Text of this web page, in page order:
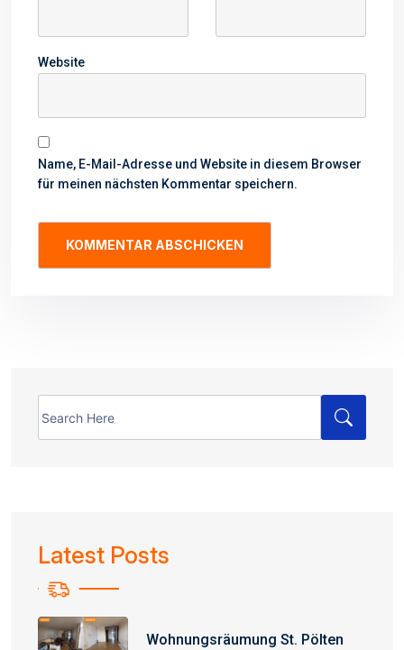
Website
Name, E-Mail-Adresse und Website in diesem Browser
für meinen nächsten Kommentar speichern.
Latest Posts
Wohnungsräumung St. Pölten